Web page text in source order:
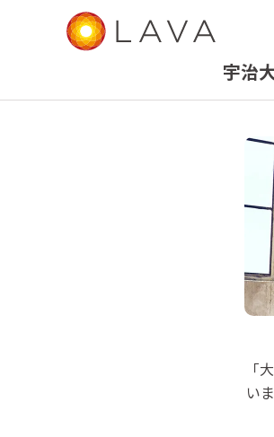
宇治
「
い